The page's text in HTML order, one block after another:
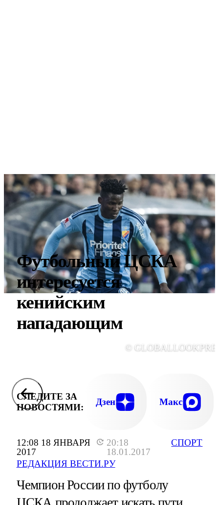
12:08 18 ЯНВАРЯ
2017
20:18
18.01.2017
РЕДАКЦИЯ ВЕСТИ.РУ
СПОРТ
Футбольный ЦСКА
интересуется
кенийским
нападающим
©
СЛЕДИТЕ ЗА
НОВОСТЯМИ:
Дзен Макс
Чемпион России по футболу